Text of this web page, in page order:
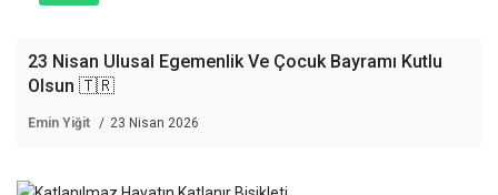
23 Nisan Ulusal Egemenlik Ve Çocuk Bayramı Kutlu
Olsun 🇹🇷
Emin Yiğit 23 Nisan 2026